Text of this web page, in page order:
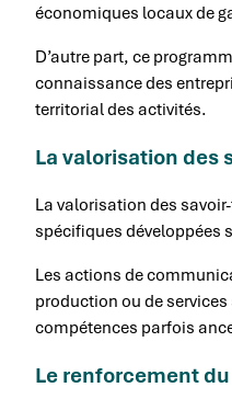
économiques locaux de
D’autre part, ce
connaissance des
territorial des activités.
La valorisation des
La valorisation des
spécifiques développées
Les actions de
production ou de
compétences parfois
Le renforcement